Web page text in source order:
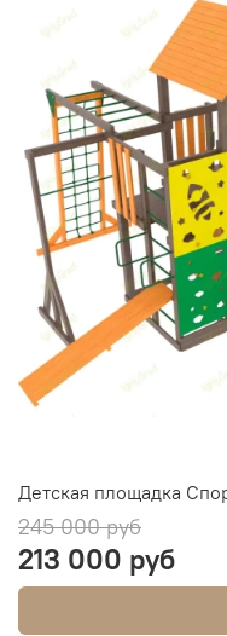
Детская площадка
245 000 руб
213 000 руб